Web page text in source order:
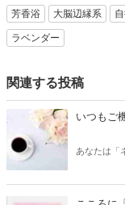
芳香浴 大脳辺縁系
ラベンダー
関連する投稿
いつもご
あなたは「
「イライ